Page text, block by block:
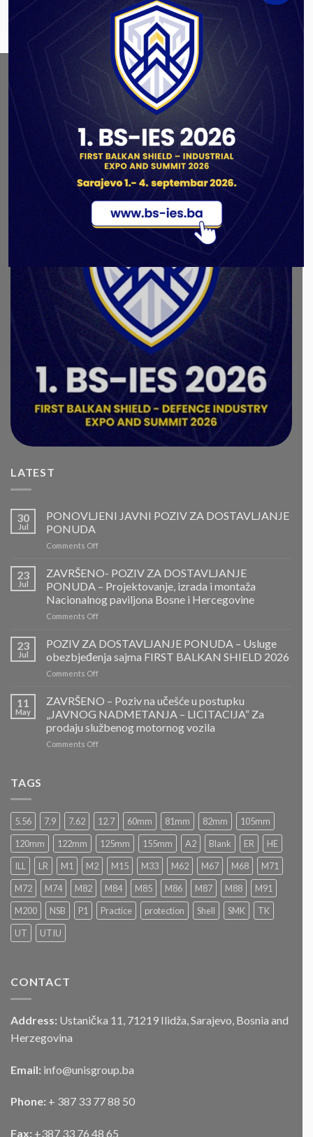
LARGE CALIBER AMMUNITION
HE 81mm M86
LARGE CALIBER AMMUNITION
SMK 60mm M73
ABOUT US
As a government authorized defense industry
concern,Unis GROUPis the leading exporter of weapons
and military equipment in Bosnia and Herzegovina.
LATEST
30
Jul
PONOVLJENI JAVNI POZIV ZA DOSTAVLJANJE
PONUDA
Comments Offon
JAVNI
POZIV
ZA
DOSTAVLJANJE
PONUDA
23
Jul
ZAVRŠENO- POZIV ZA DOSTAVLJANJE
PONUDA – Projektovanje, izrada i montaža
Nacionalnog paviljona Bosne i Hercegovine
Comments Offon
POZIV
ZA
DOSTAVLJANJE
PONUDA
Projektovanje,
izrada
montaža
Nacionalnog
23
Jul
POZIV ZA DOSTAVLJANJE PONUDA – Usluge
obezbjeđenja sajma FIRST BALKAN SHIELD 2026
Comments Offon
ZA
DOSTAVLJANJE
PONUDA
–
Usluge
2026
11
May
ZAVRŠENO – Poziv na učešće u postupku
„JAVNOG NADMETANJA – LICITACIJA“ Za
prodaju službenog motornog vozila
Comments Offon
u
postupku
„JAVNOG
NADMETANJA
–
LICITACIJA“
Za
prodaju
službenog
motornog
TAGS
5.56 7.9 7.62 12.7 60mm 81mm 82mm
105mm
120mm
122mm 125mm 155mm A2 Blank ER
HE
ILL
LR M1 M2 M15 M33 M62 M67 M68
M71
M72
M74 M82 M84 M85 M86 M87 M88
M91
M200
NSB P1 Practice protection Shell SMK
TK
UT
UTIU
CONTACT
Address: Ustanička 11, 71219 Ilidža, Sarajevo, Bosnia and
Herzegovina
Email: info@unisgroup.ba
Phone: + 387 33 77 88 50
Fax: +387 33 76 48 65